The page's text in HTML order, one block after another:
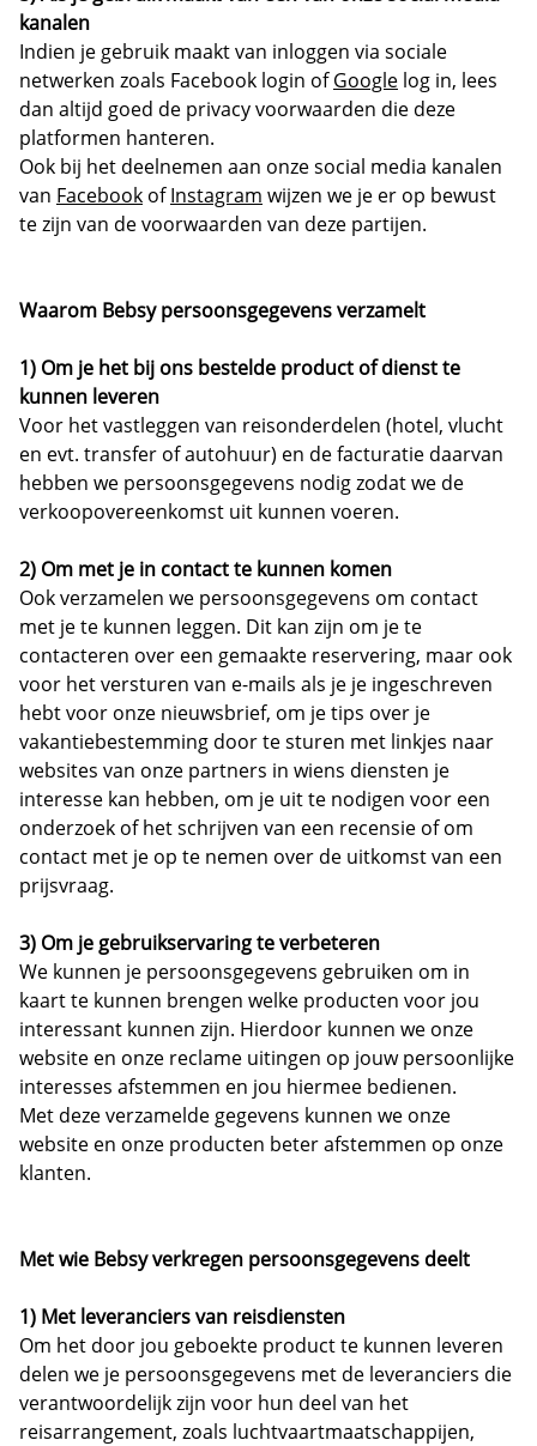
kanalen
Indien je gebruik maakt van inloggen via sociale
netwerken zoals Facebook login ofGoogle log in, lees
dan altijd goed de privacy voorwaarden die deze
platformen hanteren.
Ook bij het deelnemen aan onze social media kanalen
van Facebook ofInstagram wijzen we je er op bewust
te zijn van de voorwaarden van deze partijen.
Waarom Bebsy persoonsgegevens verzamelt
1) Om je het bij ons bestelde product of dienst te
kunnen leveren
Voor het vastleggen van reisonderdelen (hotel, vlucht
en evt. transfer of autohuur) en de facturatie daarvan
hebben we persoonsgegevens nodig zodat we de
verkoopovereenkomst uit kunnen voeren.
2) Om met je in contact te kunnen komen
Ook verzamelen we persoonsgegevens om contact
met je te kunnen leggen. Dit kan zijn om je te
contacteren over een gemaakte reservering, maar ook
voor het versturen van e-mails als je je ingeschreven
hebt voor onze nieuwsbrief, om je tips over je
vakantiebestemming door te sturen met linkjes naar
websites van onze partners in wiens diensten je
interesse kan hebben, om je uit te nodigen voor een
onderzoek of het schrijven van een recensie of om
contact met je op te nemen over de uitkomst van een
prijsvraag.
3) Om je gebruikservaring te verbeteren
We kunnen je persoonsgegevens gebruiken om in
kaart te kunnen brengen welke producten voor jou
interessant kunnen zijn. Hierdoor kunnen we onze
website en onze reclame uitingen op jouw persoonlijke
interesses afstemmen en jou hiermee bedienen.
Met deze verzamelde gegevens kunnen we onze
website en onze producten beter afstemmen op onze
klanten.
Met wie Bebsy verkregen persoonsgegevens deelt
1) Met leveranciers van reisdiensten
Om het door jou geboekte product te kunnen leveren
delen we je persoonsgegevens met de leveranciers die
verantwoordelijk zijn voor hun deel van het
reisarrangement, zoals luchtvaartmaatschappijen,